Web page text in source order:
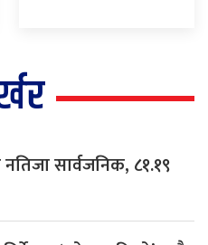
सार्वजनिक, ८१.१९